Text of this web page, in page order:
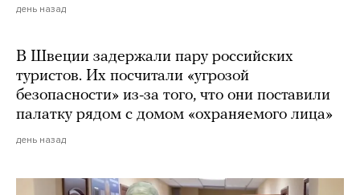
день назад
В Швеции задержали пару российских
туристов. Их посчитали «угрозой
безопасности» из-за того, что они поставили
палатку рядом с домом «охраняемого лица»
день назад